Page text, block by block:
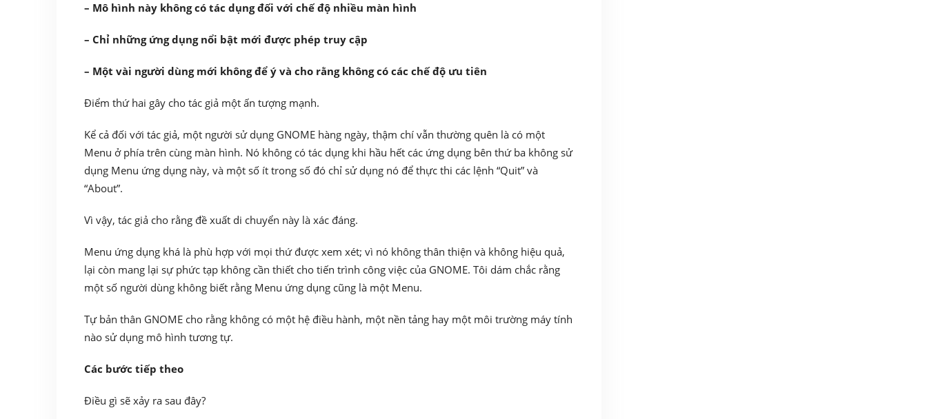
– Mô hình này không có tác dụng đối với chế độ nhiều màn hình
– Chỉ những ứng dụng nổi bật mới được phép truy cập
– Một vài người dùng mới không để ý và cho rằng không có các chế độ ưu tiên
Điểm thứ hai gây cho tác giả một ấn tượng mạnh.
Kể cả đối với tác giả, một người sử dụng GNOME hàng ngày, thậm chí vẫn thường quên là có một
Menu ở phía trên cùng màn hình. Nó không có tác dụng khi hầu hết các ứng dụng bên thứ ba không sử
dụng Menu ứng dụng này, và một số ít trong số đó chỉ sử dụng nó để thực thi các lệnh “Quit” và
“About”.
Vì vậy, tác giả cho rằng đề xuất di chuyển này là xác đáng.
Menu ứng dụng khá là phù hợp với mọi thứ được xem xét; vì nó không thân thiện và không hiệu quả,
lại còn mang lại sự phức tạp không cần thiết cho tiến trình công việc của GNOME. Tôi dám chắc rằng
một số người dùng không biết rằng Menu ứng dụng cũng là một Menu.
Tự bản thân GNOME cho rằng không có một hệ điều hành, một nền tảng hay một môi trường máy tính
nào sử dụng mô hình tương tự.
Các bước tiếp theo
Điều gì sẽ xảy ra sau đây?